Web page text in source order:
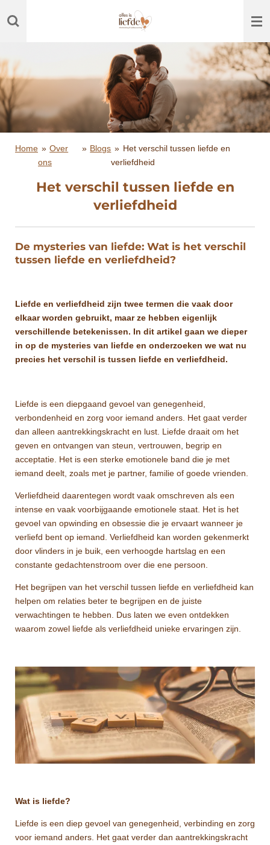
direct
hoofdinhoud
Home » Over
ons
» Blogs » Het verschil tussen liefde en
verliefdheid
Het verschil tussen liefde en
verliefdheid
De mysteries van liefde: Wat is het verschil
tussen liefde en verliefdheid?
Liefde en verliefdheid zijn twee termen die vaak door
elkaar worden gebruikt, maar ze hebben eigenlijk
verschillende betekenissen. In dit artikel gaan we dieper
in op de mysteries van liefde en onderzoeken we wat nu
precies het verschil is tussen liefde en verliefdheid.
Liefde is een diepgaand gevoel van genegenheid,
verbondenheid en zorg voor iemand anders. Het gaat verder
dan alleen aantrekkingskracht en lust. Liefde draait om het
geven en ontvangen van steun, vertrouwen, begrip en
acceptatie. Het is een sterke emotionele band die je met
iemand deelt, zoals met je partner, familie of goede vrienden.
Verliefdheid daarentegen wordt vaak omschreven als een
intense en vaak voorbijgaande emotionele staat. Het is het
gevoel van opwinding en obsessie die je ervaart wanneer je
verliefd bent op iemand. Verliefdheid kan worden gekenmerkt
door vlinders in je buik, een verhoogde hartslag en een
constante gedachtenstroom over die ene persoon.
Het begrijpen van het verschil tussen liefde en verliefdheid kan
helpen om relaties beter te begrijpen en de juiste
verwachtingen te hebben. Dus laten we even ontdekken
waarom zowel liefde als verliefdheid unieke ervaringen zijn.
Wat is liefde?
Liefde is een diep gevoel van genegenheid, verbinding en zorg
voor iemand anders. Het gaat verder dan aantrekkingskracht